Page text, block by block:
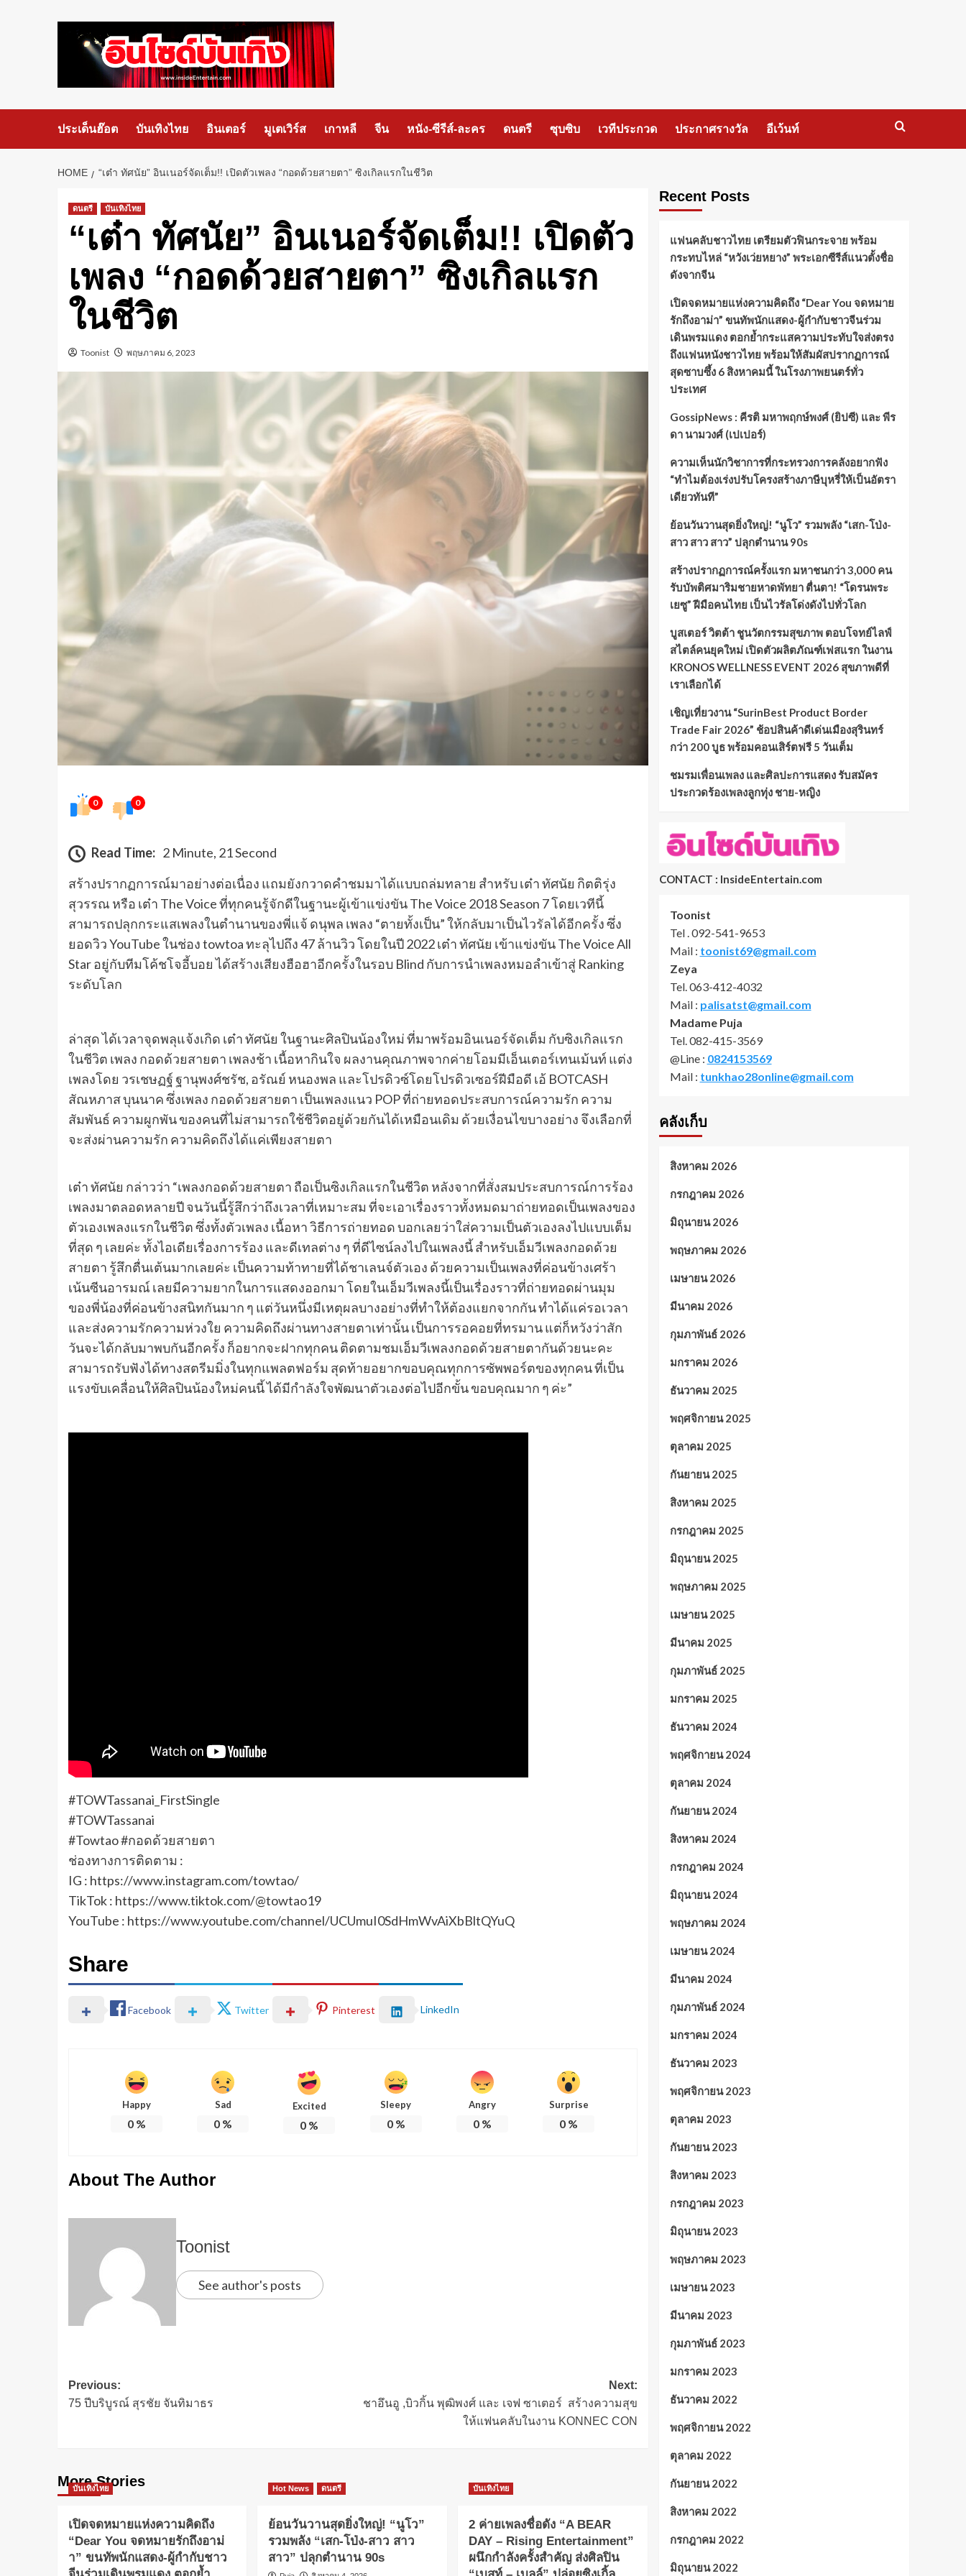
ประเด็นฮ๊อต บันเทิงไทย อินเตอร์ มูเตเวิร์ส เกาหลี จีน หนัง-ซีรีส์-ละคร ดนตรี ซุบซิบ เวทีประกวด ประกาศรางวัล อีเว้นท์
HOME “เต๋า ทัศนัย” อินเนอร์จัดเต็ม!! เปิดตัวเพลง “กอดด้วยสายตา” ซิงเกิลแรกในชีวิต
ดนตรี บันเทิงไทย
“เต๋า ทัศนัย” อินเนอร์จัดเต็ม!! เปิดตัว
เพลง “กอดด้วยสายตา” ซิงเกิลแรก
ในชีวิต
Toonist พฤษภาคม 6, 2023
0 0
Read Time: 2 Minute, 21 Second
สร้างปรากฏการณ์มาอย่างต่อเนื่อง แถมยังกวาดคำชมมาได้แบบถล่มทลาย สำหรับ เต๋า ทัศนัย กิตติรุ่ง
สุวรรณ หรือ เต๋า The Voice ที่ทุกคนรู้จักดีในฐานะผู้เข้าแข่งขัน The Voice 2018 Season 7 โดยเวทีนี้
สามารถปลุกกระแสเพลงในตำนานของพี่แจ้ ดนุพล เพลง “ตายทั้งเป็น” ให้กลับมาเป็นไวรัลได้อีกครั้ง ซึ่ง
ยอดวิว YouTube ในช่อง towtoa ทะลุไปถึง 47 ล้านวิว โดยในปี 2022 เต๋า ทัศนัย เข้าแข่งขัน The Voice All
Star อยู่กับทีมโค้ชโจอี้บอย ได้สร้างเสียงฮือฮาอีกครั้งในรอบ Blind กับการนำเพลงหมอลำเข้าสู่ Ranking
ระดับโลก
ล่าสุด ได้เวลาจุดพลุแจ้งเกิด เต๋า ทัศนัย ในฐานะศิลปินน้องใหม่ ที่มาพร้อมอินเนอร์จัดเต็ม กับซิงเกิลแรก
ในชีวิต เพลง กอดด้วยสายตา เพลงช้า เนื้อหากินใจ ผลงานคุณภาพจากค่ายโอมมีเอ็นเตอร์เทนเม้นท์ แต่ง
เพลงโดย วรเชษฏฐ์ ฐานุพงศ์ชรัช, อรัณย์ หนองพล และโปรดิวซ์โดยโปรดิวเซอร์ฝีมือดี เอ้ BOTCASH
สัณหภาส บุนนาค ซึ่งเพลง กอดด้วยสายตา เป็นเพลงแนว POP ที่ถ่ายทอดประสบการณ์ความรัก ความ
สัมพันธ์ ความผูกพัน ของคนที่ไม่สามารถใช้ชีวิตอยู่ด้วยกันได้เหมือนเดิม ด้วยเงื่อนไขบางอย่าง จึงเลือกที่
จะส่งผ่านความรัก ความคิดถึงได้แค่เพียงสายตา
เต๋า ทัศนัย กล่าวว่า “เพลงกอดด้วยสายตา ถือเป็นซิงเกิลแรกในชีวิต หลังจากที่สั่งสมประสบการณ์การร้อง
เพลงมาตลอดหลายปี จนวันนี้รู้สึกว่าถึงเวลาที่เหมาะสม ที่จะเอาเรื่องราวทั้งหมดมาถ่ายทอดเป็นเพลงของ
ตัวเองเพลงแรกในชีวิต ซึ่งทั้งตัวเพลง เนื้อหา วิธีการถ่ายทอด บอกเลยว่าใส่ความเป็นตัวเองลงไปแบบเต็ม
ที่สุด ๆ เลยค่ะ ทั้งไอเดียเรื่องการร้อง และดีเทลต่าง ๆ ที่ดีไซน์ลงไปในเพลงนี้ สำหรับเอ็มวีเพลงกอดด้วย
สายตา รู้สึกตื่นเต้นมากเลยค่ะ เป็นความท้าทายที่ได้ชาเลนจ์ตัวเอง ด้วยความเป็นเพลงที่ค่อนข้างเศร้า
เน้นซีนอารมณ์ เลยมีความยากในการแสดงออกมา โดยในเอ็มวีเพลงนี้เป็นเรื่องราวที่ถ่ายทอดผ่านมุม
ของพี่น้องที่ค่อนข้างสนิทกันมาก ๆ แต่วันหนึ่งมีเหตุผลบางอย่างที่ทำให้ต้องแยกจากกัน ทำได้แค่รอเวลา
และส่งความรักความห่วงใย ความคิดถึงผ่านทางสายตาเท่านั้น เป็นการรอคอยที่ทรมาน แต่ก็หวังว่าสัก
วันจะได้กลับมาพบกันอีกครั้ง ก็อยากจะฝากทุกคน ติดตามชมเอ็มวีเพลงกอดด้วยสายตากันด้วยนะคะ
สามารถรับฟังได้ทางสตรีมมิ่งในทุกแพลตฟอร์ม สุดท้ายอยากขอบคุณทุกการซัพพอร์ตของทุกคน ที่เป็น
แรงขับเคลื่อนให้ศิลปินน้องใหม่คนนี้ ได้มีกำลังใจพัฒนาตัวเองต่อไปอีกขั้น ขอบคุณมาก ๆ ค่ะ”
#TOWTassanai_FirstSingle
#TOWTassanai
#Towtao #กอดด้วยสายตา
ช่องทางการติดตาม :
IG : https://www.instagram.com/towtao/
TikTok : https://www.tiktok.com/@towtao19
YouTube : https://www.youtube.com/channel/UCUmuI0SdHmWvAiXbBltQYuQ
Share
Facebook Twitter Pinterest LinkedIn
Happy
0%
Sad
0 %
Excited
0 %
Sleepy
0%
Angry
0%
Surprise
0 %
About The Author
Toonist
See author's posts
Previous:
75 ปีบริบูรณ์ สุรชัย จันทิมาธร
Next:
ชาอึนอู ,บิวกิ้น พุฒิพงศ์ และ เจฟ ซาเตอร์ สร้างความสุข
ให้แฟนคลับในงาน KONNEC CON
More Stories
บันเทิงไทย
เปิดจดหมายแห่งความคิดถึง
“Dear You จดหมายรักถึงอาม่
า” ขนทัพนักแสดง-ผู้กำกับชาว
Hot News ดนตรี
ย้อนวันวานสุดยิ่งใหญ่! “นูโว”
รวมพลัง “เสก-โป่ง-สาว สาว
สาว” ปลุกตำนาน 90s
บันเทิงไทย
2 ค่ายเพลงชื่อดัง “A BEAR
DAY – Rising Entertainment”
ผนึกกำลังครั้งสำคัญ ส่งศิลปิน
Recent Posts
แฟนคลับชาวไทย เตรียมตัวฟินกระจาย พร้อม
กระทบไหล่ “หวังเว่ยหยาง” พระเอกซีรีส์แนวตั้งชื่อ
ดังจากจีน
เปิดจดหมายแห่งความคิดถึง “Dear You จดหมาย
รักถึงอาม่า” ขนทัพนักแสดง-ผู้กำกับชาวจีนร่วม
เดินพรมแดง ตอกย้ำกระแสความประทับใจส่งตรง
ถึงแฟนหนังชาวไทย พร้อมให้สัมผัสปรากฏการณ์
สุดซาบซึ้ง 6 สิงหาคมนี้ ในโรงภาพยนตร์ทั่ว
ประเทศ
GossipNews : คีรติ มหาพฤกษ์พงศ์ (ยิปซี) และ พีร
ดา นามวงศ์ (เปเปอร์)
ความเห็นนักวิชาการที่กระทรวงการคลังอยากฟัง
“ทำไมต้องเร่งปรับโครงสร้างภาษีบุหรี่ให้เป็นอัตรา
เดียวทันที”
ย้อนวันวานสุดยิ่งใหญ่! “นูโว” รวมพลัง “เสก-โป่ง-
สาว สาว สาว” ปลุกตำนาน 90s
สร้างปรากฏการณ์ครั้งแรก มหาชนกว่า 3,000 คน
รับบัพติศมาริมชายหาดพัทยา ตื่นตา! “โดรนพระ
เยซู” ฝีมือคนไทย เป็นไวรัลโด่งดังไปทั่วโลก
บูสเตอร์ วิตต้า ชูนวัตกรรมสุขภาพ ตอบโจทย์ไลฟ์
สไตล์คนยุคใหม่ เปิดตัวผลิตภัณฑ์เฟสแรก ในงาน
KRONOS WELLNESS EVENT 2026 สุขภาพดีที่
เราเลือกได้
เชิญเที่ยวงาน “SurinBest Product Border
Trade Fair 2026” ช้อปสินค้าดีเด่นเมืองสุรินทร์
กว่า 200 บูธ พร้อมคอนเสิร์ตฟรี 5 วันเต็ม
ชมรมเพื่อนเพลง และศิลปะการแสดง รับสมัคร
ประกวดร้องเพลงลูกทุ่ง ชาย-หญิง
CONTACT : InsideEntertain.com
Toonist
Tel . 092-541-9653
Mail : toonist69@gmail.com
Zeya
Tel. 063-412-4032
Mail : palisatst@gmail.com
Madame Puja
Tel. 082-415-3569
@Line : 0824153569
Mail : tunkhao28online@gmail.com
คลังเก็บ
สิงหาคม 2026
กรกฎาคม 2026
มิถุนายน 2026
พฤษภาคม 2026
เมษายน 2026
มีนาคม 2026
กุมภาพันธ์ 2026
มกราคม 2026
ธันวาคม 2025
พฤศจิกายน 2025
ตุลาคม 2025
กันยายน 2025
สิงหาคม 2025
กรกฎาคม 2025
มิถุนายน 2025
พฤษภาคม 2025
เมษายน 2025
มีนาคม 2025
กุมภาพันธ์ 2025
มกราคม 2025
ธันวาคม 2024
พฤศจิกายน 2024
ตุลาคม 2024
กันยายน 2024
สิงหาคม 2024
กรกฎาคม 2024
มิถุนายน 2024
พฤษภาคม 2024
เมษายน 2024
มีนาคม 2024
กุมภาพันธ์ 2024
มกราคม 2024
ธันวาคม 2023
พฤศจิกายน 2023
ตุลาคม 2023
กันยายน 2023
สิงหาคม 2023
กรกฎาคม 2023
มิถุนายน 2023
พฤษภาคม 2023
เมษายน 2023
มีนาคม 2023
กุมภาพันธ์ 2023
มกราคม 2023
ธันวาคม 2022
พฤศจิกายน 2022
ตุลาคม 2022
กันยายน 2022
สิงหาคม 2022
กรกฎาคม 2022
มิถุนายน 2022